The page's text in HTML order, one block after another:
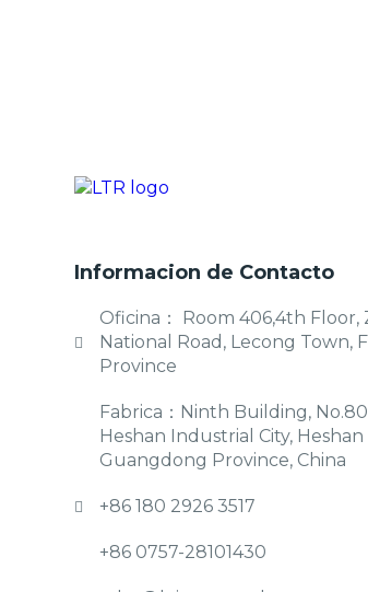
Informacion de Contacto
Oficina： Room 406,4th
National Road, Lecong Town,
Province
Fabrica：Ninth Building,
Heshan Industrial City,
Guangdong Province, China
+86 180 2926 3517
+86 0757-28101430